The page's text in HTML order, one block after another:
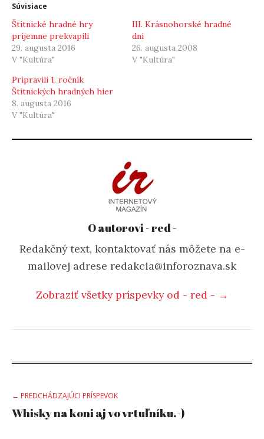
Súvisiace
Štítnické hradné hry
príjemne prekvapili
29. augusta 2016
V "Kultúra"
III. Krásnohorské hradné
dni
26. augusta 2008
V "Kultúra"
Pripravili 1. ročník
Štítnických hradných hier
8. augusta 2016
V "Kultúra"
O autorovi - red -
Redakčný text, kontaktovať nás môžete na e-
mailovej adrese redakcia@inforoznava.sk
Zobraziť všetky príspevky od - red - →
Post
← PREDCHÁDZAJÚCI PRÍSPEVOK
Whisky na koni aj vo vrtuľníku.-)